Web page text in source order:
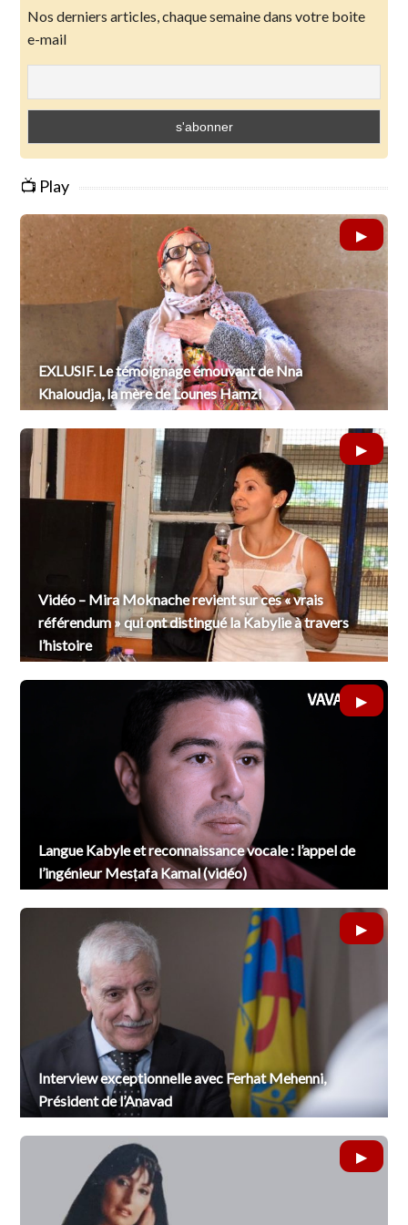
Nos derniers articles, chaque semaine dans votre boite
e-mail
📺 Play
EXLUSIF. Le témoignage émouvant de Nna
Khaloudja, la mère de Lounes Hamzi
Vidéo – Mira Moknache revient sur ces « vrais
référendum » qui ont distingué la Kabylie à travers
l’histoire
Langue Kabyle et reconnaissance vocale : l’appel de
l’ingénieur Mesṭafa Kamal (vidéo)
Interview exceptionnelle avec Ferhat Mehenni,
Président de l’Anavad